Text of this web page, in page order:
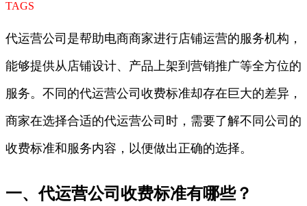
TAGS
代运营公司是帮助电商商家进行店铺运营的服务机构，
能够提供从店铺设计、产品上架到营销推广等全方位的
服务。不同的代运营公司收费标准却存在巨大的差异，
商家在选择合适的代运营公司时，需要了解不同公司的
收费标准和服务内容，以便做出正确的选择。
一、代运营公司收费标准有哪些？